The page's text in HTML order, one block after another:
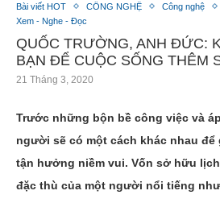
Bài viết HOT CÔNG NGHỆ Công nghệ
Xem - Nghe - Đọc
QUỐC TRƯỜNG, ANH ĐỨC:
BẠN ĐỂ CUỘC SỐNG THÊM
21 Tháng 3, 2020
Trước những bộn bề công việc và
người sẽ có một cách khác nhau để
tận hưởng niềm vui. Vốn sở hữu
đặc thù của một người nổi tiếng